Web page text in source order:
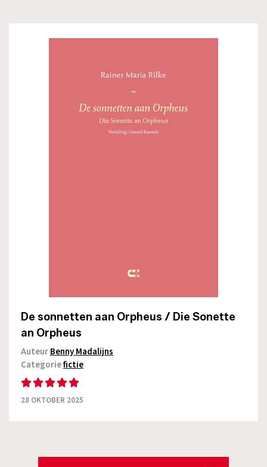
De sonnetten aan Orpheus / Die Sonette
an Orpheus
AuteurBenny Madalijns
Categoriefictie
28 OKTOBER 2025